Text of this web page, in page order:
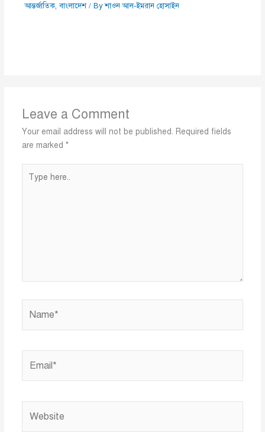
আন্তর্জাতিক,বাংলাদেশ/ Byশাওন আল-ইমরান হোসাইন
Leave a Comment
Your email address will not be published. Required fields
are marked *
here..